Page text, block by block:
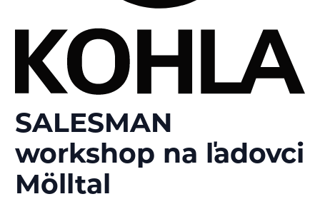
SALESMAN
workshop na ľadovci
Mölltal